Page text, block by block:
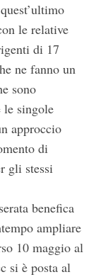
le relative
di 17
ne fanno un
sono
le singole
approccio
di
gli stessi
benefica
ampliare
10 maggio al
si è posta al